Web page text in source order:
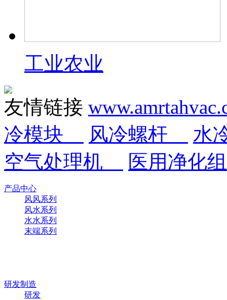
工业农业
友情链接
冷模块
风冷螺杆
水
空气处理机
医用净化
产品中心
风风系列
风水系列
水水系列
末端系列
研发制造
研发